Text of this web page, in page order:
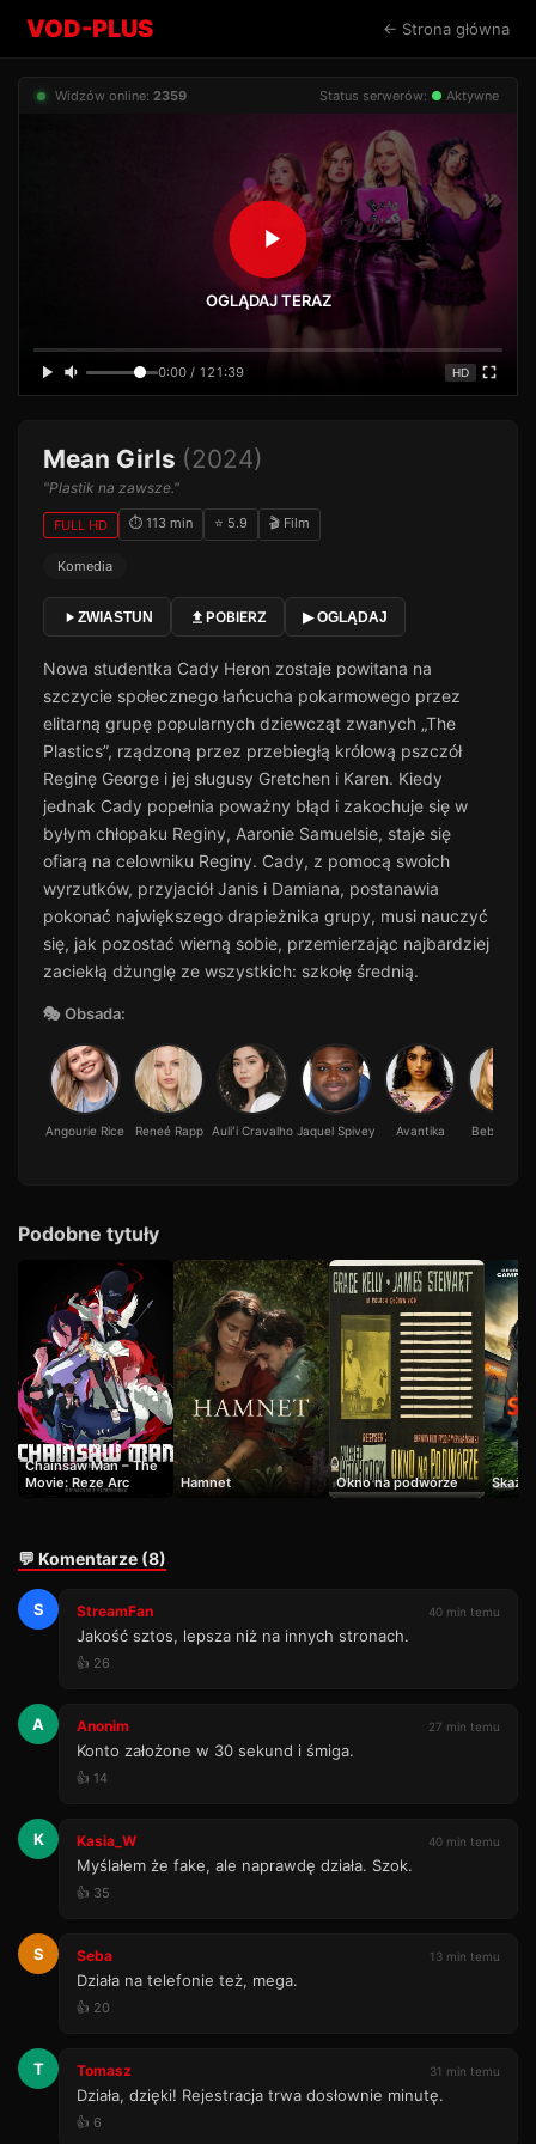
VOD-PLUS ← Strona główna
Widzów online: 2359 Status serwerów: ● Aktywne
OGLĄDAJ TERAZ
0:00 / 121:39 HD
Mean Girls (2024)
"Plastik na zawsze."
FULL HD ⏱ 113 min ⭐ 5.9 🎬 Film
Komedia
ZWIASTUN POBIERZ ▶ OGLĄDAJ
Nowa studentka Cady Heron zostaje powitana na
szczycie społecznego łańcucha pokarmowego przez
elitarną grupę popularnych dziewcząt zwanych „The
Plastics”, rządzoną przez przebiegłą królową pszczół
Reginę George i jej sługusy Gretchen i Karen. Kiedy
jednak Cady popełnia poważny błąd i zakochuje się w
byłym chłopaku Reginy, Aaronie Samuelsie, staje się
ofiarą na celowniku Reginy. Cady, z pomocą swoich
wyrzutków, przyjaciół Janis i Damiana, postanawia
pokonać największego drapieżnika grupy, musi nauczyć
się, jak pozostać wierną sobie, przemierzając najbardziej
zaciekłą dżunglę ze wszystkich: szkołę średnią.
🎭 Obsada:
Angourie Rice Reneé Rapp Auliʻi Cravalho Jaquel Spivey Avantika Bebe Wood
Podobne tytuły
Chainsaw Man – The
Movie: Reze Arc
Hamnet Okno na podwórze
💬 Komentarze (8)
S StreamFan 40 min temu
Jakość sztos, lepsza niż na innych stronach.
👍 26
A Anonim 27 min temu
Konto założone w 30 sekund i śmiga.
👍 14
K Kasia_W 40 min temu
Myślałem że fake, ale naprawdę działa. Szok.
👍 35
S Seba 13 min temu
Działa na telefonie też, mega.
👍 20
T Tomasz 31 min temu
Działa, dzięki! Rejestracja trwa dosłownie minutę.
👍 6